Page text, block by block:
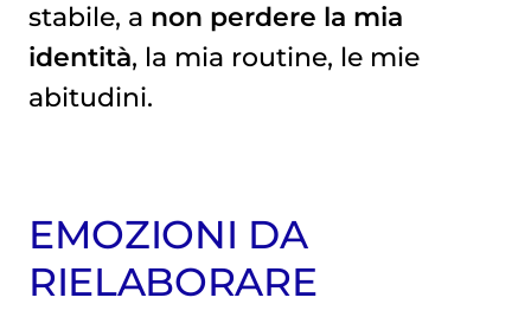
stabile, a non perdere la mia
identità, la mia routine, le mie
abitudini.
EMOZIONI DA
RIELABORARE